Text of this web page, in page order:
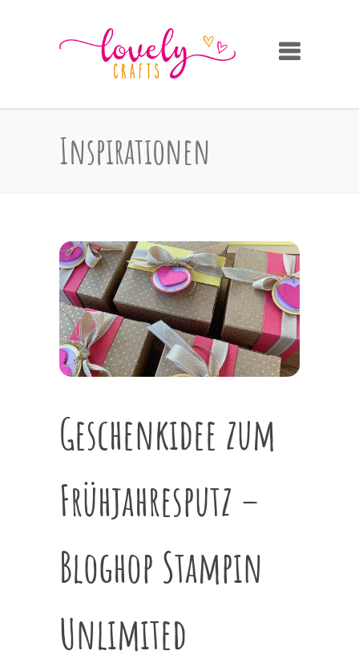
Inspirationen
Geschenkidee zum
Frühjahresputz –
Bloghop Stampin
Unlimited